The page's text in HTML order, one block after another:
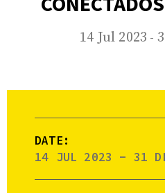
14 Jul 2023 -
DATE:
14 JUL 2023 - 31